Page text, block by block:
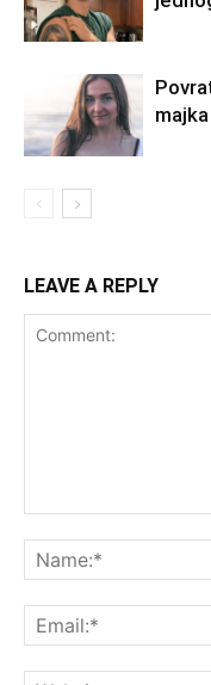
LEAVE A REPLY